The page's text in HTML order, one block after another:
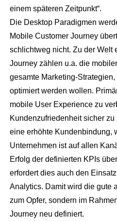
einem späteren Zeitpunkt“.
Die Desktop Paradigmen
Mobile Customer Journey
schlichtweg nicht. Zu der Welt
Journey zählen u.a. die
gesamte Marketing-
optimiert werden wollen.
mobile User Experience zu
Kundenzufriedenheit sicher
eine erhöhte Kundenbindung,
Unternehmen ist auf allen
Erfolg der definierten KPIs
erfordert dies auch den
Analytics. Damit wird die gute
zum Opfer, sondern im
Journey neu definiert.